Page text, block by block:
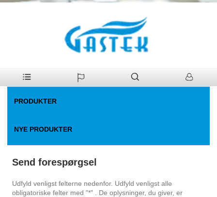
PRODUKTER
NYE PRODUKTER
Send forespørgsel
Udfyld venligst felterne nedenfor. Udfyld venligst alle
obligatoriske felter med "*" . De oplysninger, du giver, er